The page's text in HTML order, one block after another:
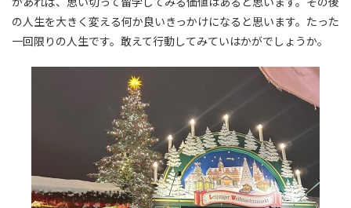
の人生を大きく変える何か良いきっかけになると思います。たった
一回限りの人生です。敢えて行動してみていはかがでしょうか。